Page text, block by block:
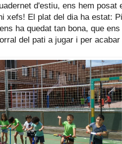
d'estiu, ens hem posat
xefs! El plat del dia ha estat:
ha quedat tan bona, que
del pati a jugar i per